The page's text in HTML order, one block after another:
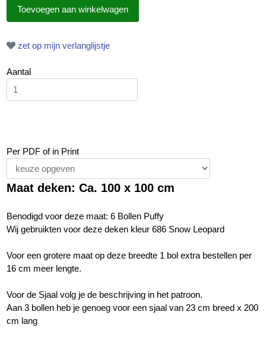
zet op mijn verlanglijstje
Aantal
Per PDF of in Print
Maat deken: Ca. 100 x 100 cm
Benodigd voor deze maat: 6 Bollen Puffy
Wij gebruikten voor deze deken kleur 686 Snow Leopard
Voor een grotere maat op deze breedte 1 bol extra bestellen per
16 cm meer lengte.
Voor de Sjaal volg je de beschrijving in het patroon.
Aan 3 bollen heb je genoeg voor een sjaal van 23 cm breed x 200
cm lang